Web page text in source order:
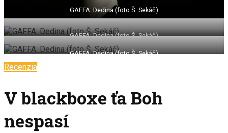
GAFFA: Dedina (foto Š. Sekáč)
GAFFA: Dedina (foto Š. Sekáč)
GAFFA: Dedina (foto Š. Sekáč)
Recenzia
V blackboxe ťa Boh
nespasí